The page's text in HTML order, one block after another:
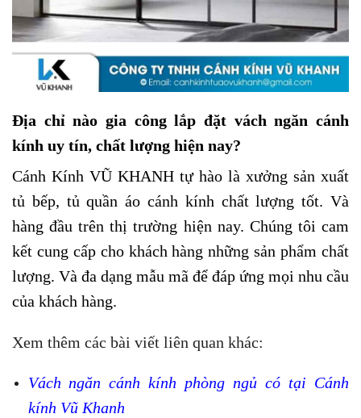
Địa chỉ nào gia công lắp đặt vách ngăn cánh
kính uy tín, chất lượng hiện nay?
Cánh Kính VŨ KHANH tự hào là xưởng sản xuất
tủ bếp, tủ quần áo cánh kính chất lượng tốt. Và
hàng đầu trên thị trường hiện nay. Chúng tôi cam
kết cung cấp cho khách hàng những sản phẩm chất
lượng. Và đa dạng mẫu mã để đáp ứng mọi nhu cầu
của khách hàng.
Xem thêm các bài viết liên quan khác:
Vách ngăn cánh kính phòng ngủ có tại Cánh
kính Vũ Khanh